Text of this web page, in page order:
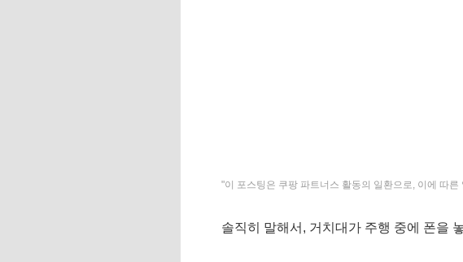
"이 포스팅은 쿠팡 파트너스 활동의 일환으로, 이에 따
솔직히 말해서, 거치대가 주행 중에 폰을